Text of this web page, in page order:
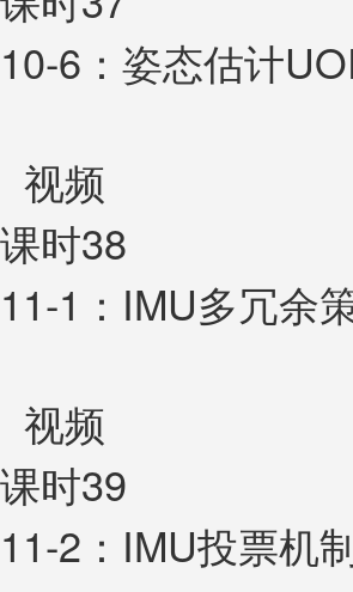
10-6：姿态估计
视频
课时38
11-1：IMU多冗余
视频
课时39
11-2：IMU投票机